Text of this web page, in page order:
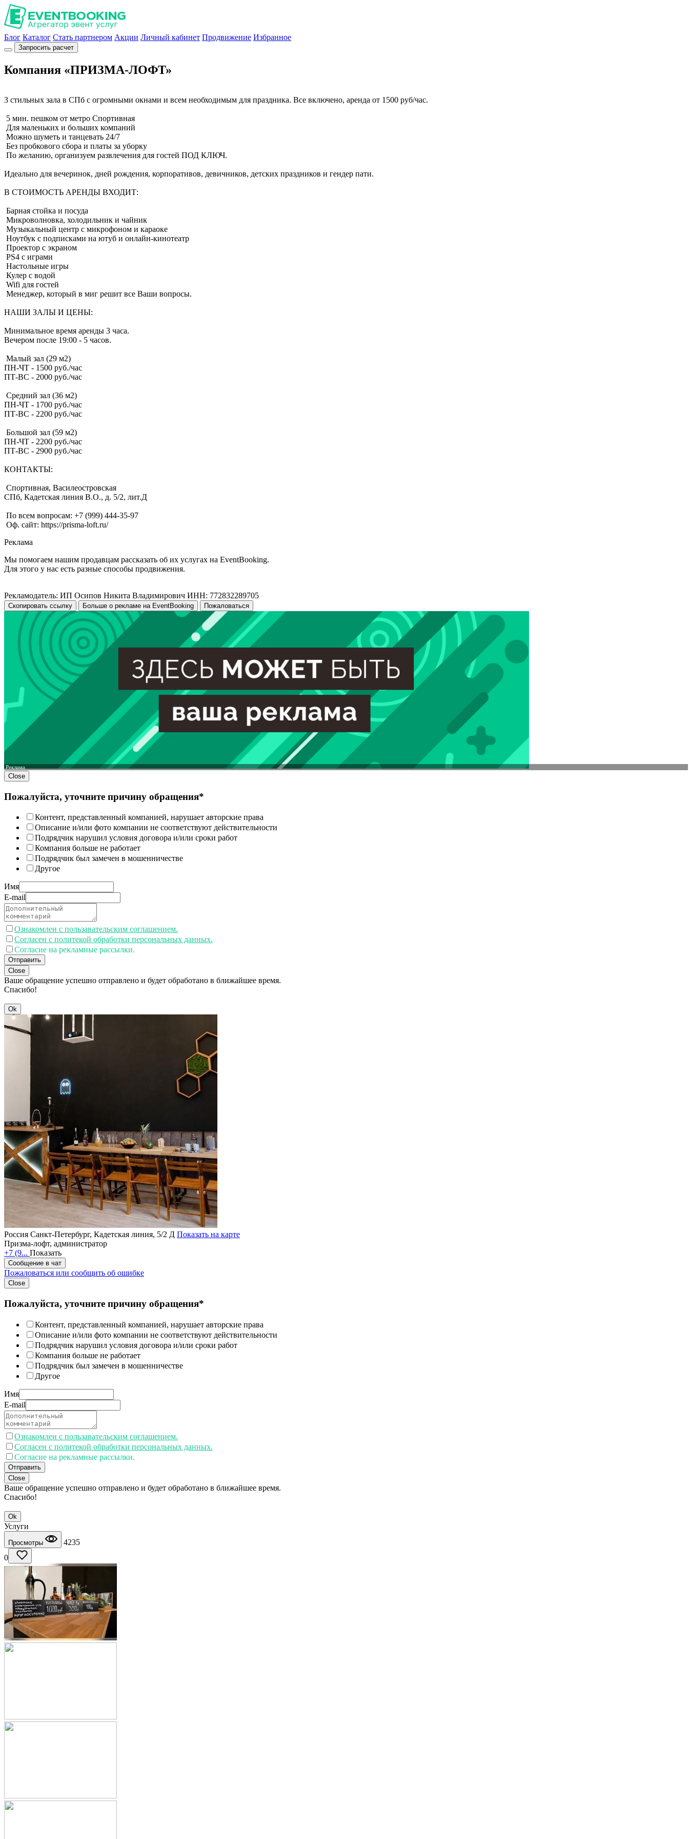
Блог Каталог Стать партнером Акции Личный кабинет Продвижение Избранное
Запросить расчет
Компания «ПРИЗМА-ЛОФТ»
3 стильных зала в СПб с огромными окнами и всем необходимым для праздника. Все включено, аренда от 1500 руб/час.
5 мин. пешком от метро Спортивная
Для маленьких и больших компаний
Можно шуметь и танцевать 24/7
Без пробкового сбора и платы за уборку
По желанию, организуем развлечения для гостей ПОД КЛЮЧ.
Идеально для вечеринок, дней рождения, корпоративов, девичников, детских праздников и гендер пати.
В СТОИМОСТЬ АРЕНДЫ ВХОДИТ:
Барная стойка и посуда
Микроволновка, холодильник и чайник
Музыкальный центр с микрофоном и караоке
Ноутбук с подписками на ютуб и онлайн-кинотеатр
Проектор с экраном
PS4 с играми
Настольные игры
Кулер с водой
Wifi для гостей
Менеджер, который в миг решит все Ваши вопросы.
НАШИ ЗАЛЫ И ЦЕНЫ:
Минимальное время аренды 3 часа.
Вечером после 19:00 - 5 часов.
Малый зал (29 м2)
ПН-ЧТ - 1500 руб./час
ПТ-ВС - 2000 руб./час
Средний зал (36 м2)
ПН-ЧТ - 1700 руб./час
ПТ-ВС - 2200 руб./час
Большой зал (59 м2)
ПН-ЧТ - 2200 руб./час
ПТ-ВС - 2900 руб./час
КОНТАКТЫ:
Спортивная, Василеостровская
СПб, Кадетская линия В.О., д. 5/2, лит.Д
По всем вопросам: +7 (999) 444-35-97
Оф. сайт: https://prisma-loft.ru/
Реклама
Мы помогаем нашим продавцам рассказать об их услугах на EventBooking.
Для этого у нас есть разные способы продвижения.
Рекламодатель: ИП Осипов Никита Владимирович ИНН: 772832289705
Скопировать ссылку Больше о рекламе на EventBooking Пожаловаться
Реклама
Close
Пожалуйста, уточните причину обращения*
Контент, представленный компанией, нарушает авторские права
Описание и/или фото компании не соответствуют действительности
Подрядчик нарушил условия договора и/или сроки работ
Компания больше не работает
Подрядчик был замечен в мошенничестве
Другое
Имя
E-mail
Ознакомлен с пользавательским соглашением.
Согласен с политекой обработки персональных данных.
Согласие на рекламные рассылки.
Отправить
Close
Ваше обращение успешно отправлено и будет обработано в ближайшее время.
Спасибо!
Ok
Россия Санкт-Петербург, Кадетская линия, 5/2 Д Показать на карте
Призма-лофт, администратор
+7 (9... Показать
Сообщение в чат
Пожаловаться или сообщить об ошибке
Close
Пожалуйста, уточните причину обращения*
Контент, представленный компанией, нарушает авторские права
Описание и/или фото компании не соответствуют действительности
Подрядчик нарушил условия договора и/или сроки работ
Компания больше не работает
Подрядчик был замечен в мошенничестве
Другое
Имя
E-mail
Ознакомлен с пользавательским соглашением.
Согласен с политекой обработки персональных данных.
Согласие на рекламные рассылки.
Отправить
Close
Ваше обращение успешно отправлено и будет обработано в ближайшее время.
Спасибо!
Ok
Услуги
Просмотры
4235
0